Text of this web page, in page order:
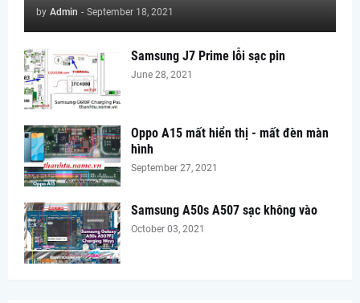
by Admin - September 18, 2021
Samsung J7 Prime lỗi sạc pin
June 28, 2021
Oppo A15 mất hiển thị - mất đèn màn
hình
September 27, 2021
Samsung A50s A507 sạc không vào
October 03, 2021